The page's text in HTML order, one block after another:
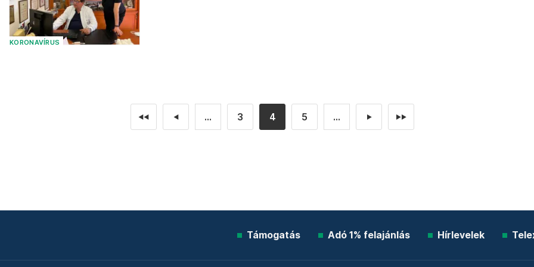
KORONAVÍRUS
◄◄ ◄ ... 3 4 5 ... ► ►►
Támogatás Adó 1% felajánlás Hírlevelek